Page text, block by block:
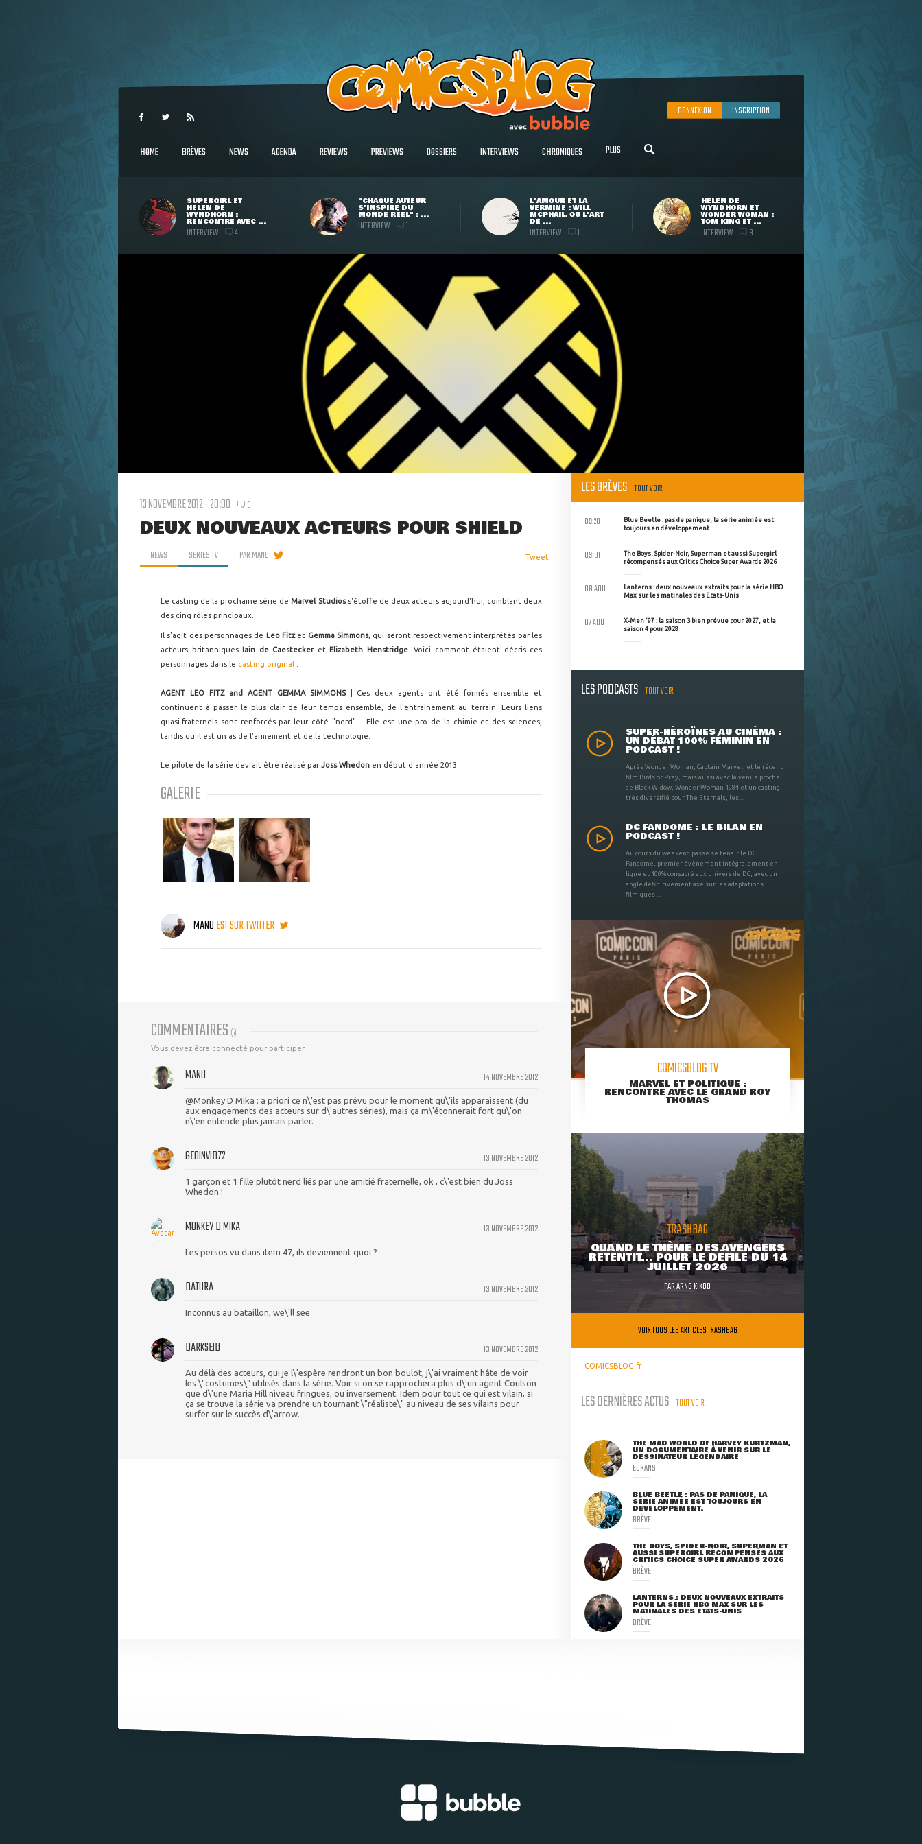
CONNEXION INSCRIPTION
HOME BRÈVES NEWS AGENDA REVIEWS PREVIEWS DOSSIERS INTERVIEWS CHRONIQUES PLUS
SUPERGIRL ET
HELEN DE
WYNDHORN :
RENCONTRE AVEC ...
INTERVIEW 4
"CHAQUE AUTEUR
S'INSPIRE DU
MONDE RÉEL" : ...
INTERVIEW 1
L'AMOUR ET LA
VERMINE : WILL
MCPHAIL, OU L'ART
DE ...
INTERVIEW 1
HELEN DE
WYNDHORN ET
WONDER WOMAN :
TOM KING ET ...
INTERVIEW 3
13 NOVEMBRE 2012 - 20:00 5
DEUX NOUVEAUX ACTEURS POUR SHIELD
NEWS SERIES TV PARMANU Tweet
Le casting de la prochaine série deMarvel Studioss'étoffe de deux acteurs aujourd'hui, comblant deux
des cinq rôles principaux.
Il s'agit des personnages de Leo Fitzet Gemma Simmons, qui seront respectivement interprétés par les
acteurs britanniques Iain de Caesteckeret Elizabeth Henstridge. Voici comment étaient décris ces
personnages dans le casting original :
AGENT LEO FITZ and AGENT GEMMA SIMMONS| Ces deux agents ont été formés ensemble et
continuent à passer le plus clair de leur temps ensemble, de l'entraînement au terrain. Leurs liens
quasi-fraternels sont renforcés par leur côté "nerd" – Elle est une pro de la chimie et des sciences,
tandis qu'il est un as de l'armement et de la technologie.
Le pilote de la série devrait être réalisé parJoss Whedon en début d'année 2013.
GALERIE
MANUEST SUR TWITTER
COMMENTAIRES (5)
Vous devez être connecté pour participer
14 NOVEMBRE 2012
MANU
@Monkey D Mika : a priori ce n\'est pas prévu pour le moment qu\'ils apparaissent (du
aux engagements des acteurs sur d\'autres séries), mais ça m\'étonnerait fort qu\'on
n\'en entende plus jamais parler.
13 NOVEMBRE 2012
GEOINVID72
1 garçon et 1 fille plutôt nerd liés par une amitié fraternelle, ok , c\'est bien du Joss
Whedon !
13 NOVEMBRE 2012
MONKEY D MIKA
Les persos vu dans item 47, ils deviennent quoi ?
13 NOVEMBRE 2012
DATURA
Inconnus au bataillon, we\'ll see
13 NOVEMBRE 2012
DARKSEID
Au délà des acteurs, qui je l\'espère rendront un bon boulot, j\'ai vraiment hâte de voir
les \"costumes\" utilisés dans la série. Voir si on se rapprochera plus d\'un agent Coulson
que d\'une Maria Hill niveau fringues, ou inversement. Idem pour tout ce qui est vilain, si
ça se trouve la série va prendre un tournant \"réaliste\" au niveau de ses vilains pour
surfer sur le succès d\'arrow.
LES BRÈVES TOUT VOIR
Blue Beetle : pas de panique, la série animée est
toujours en développement.
09:20
The Boys, Spider-Noir, Superman et aussi Supergirl
récompensés aux Critics Choice Super Awards 2026
09:01
Lanterns : deux nouveaux extraits pour la série HBO
Max sur les matinales des Etats-Unis
08 AOU
X-Men '97 : la saison 3 bien prévue pour 2027, et la
saison 4 pour 2028
07 AOU
LES PODCASTS TOUT VOIR
SUPER-HÉROÏNES AU CINÉMA :
UN DÉBAT 100% FÉMININ EN
PODCAST !
Après Wonder Woman, Captain Marvel, et le récent
film Birds of Prey, mais aussi avec la venue proche
de Black Widow, Wonder Woman 1984 et un casting
très diversifié pour The Eternals, les ...
DC FANDOME : LE BILAN EN
PODCAST !
Au cours du weekend passé se tenait le DC
Fandome, premier évènement intégralement en
ligne et 100% consacré aux univers de DC, avec un
angle définitivement axé sur les adaptations
filmiques ...
COMICSBLOG TV
MARVEL ET POLITIQUE :
RENCONTRE AVEC LE GRAND ROY
THOMAS
TRASHBAG
QUAND LE THÈME DES AVENGERS
RETENTIT... POUR LE DÉFILÉ DU 14
JUILLET 2026
PARARNO KIKOO
VOIR TOUS LES ARTICLES TRASHBAG
COMICSBLOG.fr
LES DERNIÈRES ACTUS TOUT VOIR
THE MAD WORLD OF HARVEY KURTZMAN,
UN DOCUMENTAIRE À VENIR SUR LE
DESSINATEUR LÉGENDAIRE
ECRANS
BLUE BEETLE : PAS DE PANIQUE, LA
SÉRIE ANIMÉE EST TOUJOURS EN
DÉVELOPPEMENT.
BRÈVE
THE BOYS, SPIDER-NOIR, SUPERMAN ET
AUSSI SUPERGIRL RÉCOMPENSÉS AUX
CRITICS CHOICE SUPER AWARDS 2026
BRÈVE
LANTERNS : DEUX NOUVEAUX EXTRAITS
POUR LA SÉRIE HBO MAX SUR LES
MATINALES DES ETATS-UNIS
BRÈVE